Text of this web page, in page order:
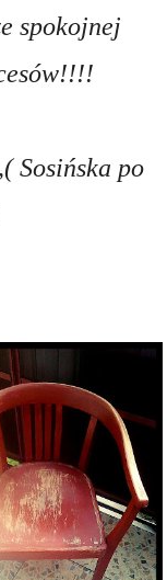
spokojnej
Sosińska po